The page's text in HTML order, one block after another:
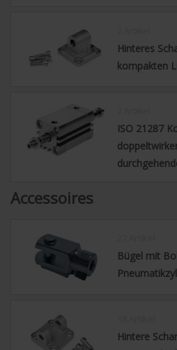
Hinteres
kompakten
ISO 21287
Accessoires
Bügel mit
Hintere